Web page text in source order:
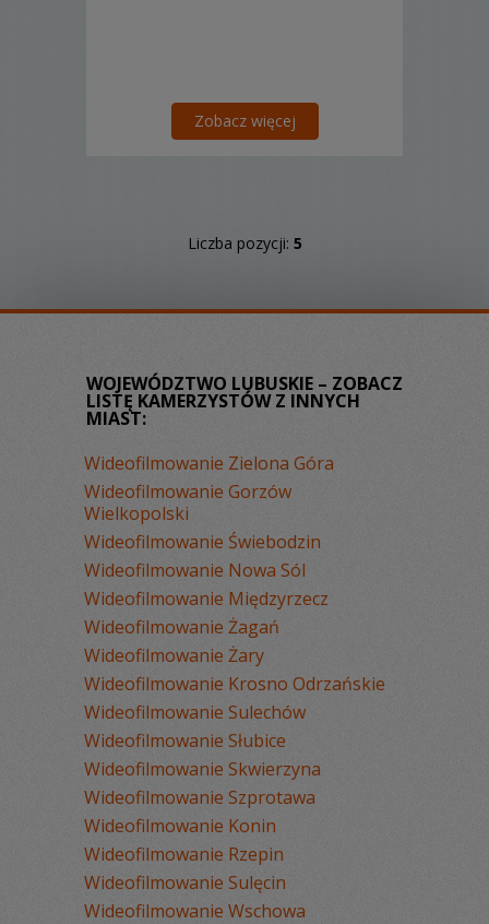
Zobacz więcej
Liczba pozycji: 5
WOJEWÓDZTWO LUBUSKIE – ZOBACZ
LISTĘ KAMERZYSTÓW Z INNYCH
MIAST:
Wideofilmowanie Zielona Góra
Wideofilmowanie Gorzów
Wielkopolski
Wideofilmowanie Świebodzin
Wideofilmowanie Nowa Sól
Wideofilmowanie Międzyrzecz
Wideofilmowanie Żagań
Wideofilmowanie Żary
Wideofilmowanie Krosno Odrzańskie
Wideofilmowanie Sulechów
Wideofilmowanie Słubice
Wideofilmowanie Skwierzyna
Wideofilmowanie Szprotawa
Wideofilmowanie Konin
Wideofilmowanie Rzepin
Wideofilmowanie Sulęcin
Wideofilmowanie Wschowa